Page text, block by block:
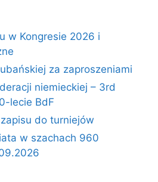
w Kongresie 2026 i
za zaproszeniami
niemieckiej – 3rd
lecie BdF
do turniejów
w szachach 960